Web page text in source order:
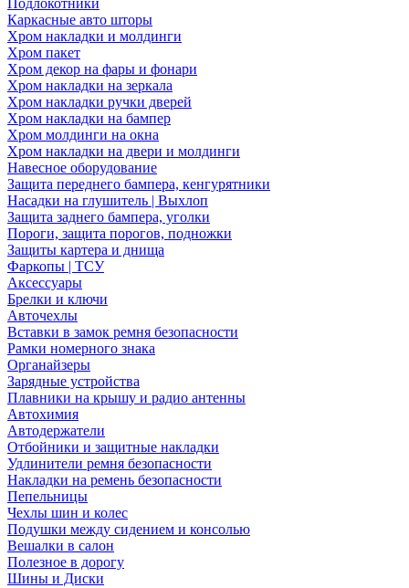
Подлокотники
Каркасные авто шторы
Хром накладки и молдинги
Хром пакет
Хром декор на фары и фонари
Хром накладки на зеркала
Хром накладки ручки дверей
Хром накладки на бампер
Хром молдинги на окна
Хром накладки на двери и молдинги
Навесное оборудование
Защита переднего бампера, кенгурятники
Насадки на глушитель | Выхлоп
Защита заднего бампера, уголки
Пороги, защита порогов, подножки
Защиты картера и днища
Фаркопы | ТСУ
Аксессуары
Брелки и ключи
Авточехлы
Вставки в замок ремня безопасности
Рамки номерного знака
Органайзеры
Зарядные устройства
Плавники на крышу и радио антенны
Автохимия
Автодержатели
Отбойники и защитные накладки
Удлинители ремня безопасности
Накладки на ремень безопасности
Пепельницы
Чехлы шин и колес
Подушки между сидением и консолью
Вешалки в салон
Полезное в дорогу
Шины и Диски